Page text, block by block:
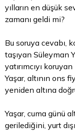
yılların en düşük
zamanı geldi mi?
Bu soruya cevabı,
taşıyan Süleyman
yatırımcıyı
Yaşar, altının ons
yeniden altına
Yaşar, cuma günü
gerilediğini, yurt